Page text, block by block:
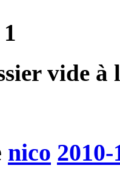
1
vide à
nico